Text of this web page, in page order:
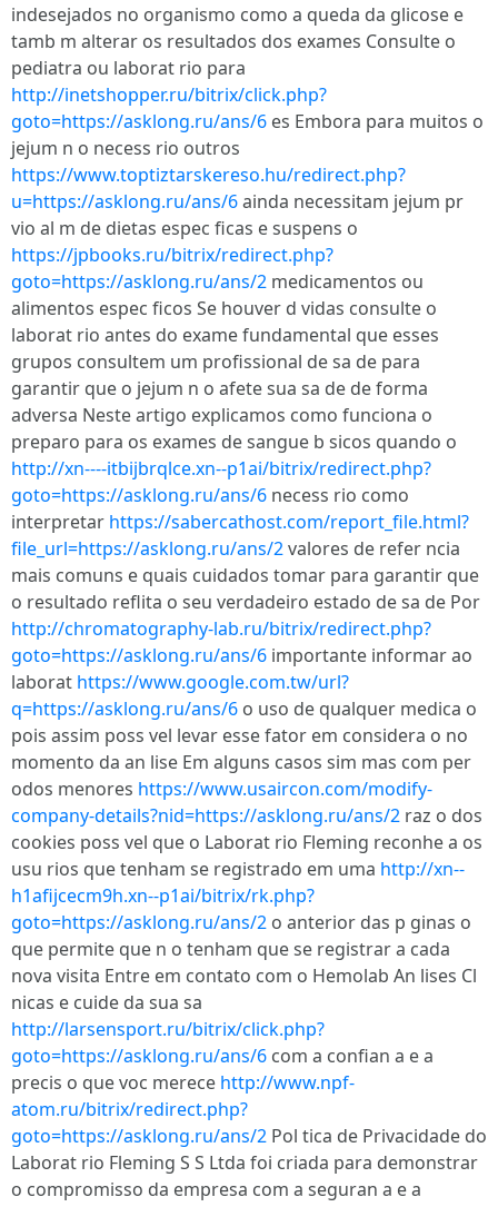
indesejados no organismo como a queda da glicose e
tamb m alterar os resultados dos exames Consulte o
pediatra ou laborat rio para
http://inetshopper.ru/bitrix/click.php?
goto=https://asklong.ru/ans/6 es Embora para muitos o
jejum n o necess rio outros
https://www.toptiztarskereso.hu/redirect.php?
u=https://asklong.ru/ans/6ainda necessitam jejum pr
vio al m de dietas espec ficas e suspens o
https://jpbooks.ru/bitrix/redirect.php?
goto=https://asklong.ru/ans/2 medicamentos ou
alimentos espec ficos Se houver d vidas consulte o
laborat rio antes do exame fundamental que esses
grupos consultem um profissional de sa de para
garantir que o jejum n o afete sua sa de de forma
adversa Neste artigo explicamos como funciona o
preparo para os exames de sangue b sicos quando o
http://xn----itbijbrqlce.xn--p1ai/bitrix/redirect.php?
goto=https://asklong.ru/ans/6 necess rio como
interpretar https://sabercathost.com/report_file.html?
file_url=https://asklong.ru/ans/2valores de refer ncia
mais comuns e quais cuidados tomar para garantir que
o resultado reflita o seu verdadeiro estado de sa de Por
http://chromatography-lab.ru/bitrix/redirect.php?
goto=https://asklong.ru/ans/6 importante informar ao
laborat https://www.google.com.tw/url?
q=https://asklong.ru/ans/6 o uso de qualquer medica o
pois assim poss vel levar esse fator em considera o no
momento da an lise Em alguns casos sim mas com per
odos menores https://www.usaircon.com/modify-
company-details?nid=https://asklong.ru/ans/2 raz o dos
cookies poss vel que o Laborat rio Fleming reconhe a os
usu rios que tenham se registrado em uma http://xn--
h1afijcecm9h.xn--p1ai/bitrix/rk.php?
goto=https://asklong.ru/ans/2 o anterior das p ginas o
que permite que n o tenham que se registrar a cada
nova visita Entre em contato com o Hemolab An lises Cl
nicas e cuide da sua sa
http://larsensport.ru/bitrix/click.php?
goto=https://asklong.ru/ans/6 com a confian a e a
precis o que voc merece http://www.npf-
atom.ru/bitrix/redirect.php?
goto=https://asklong.ru/ans/2 Pol tica de Privacidade do
Laborat rio Fleming S S Ltda foi criada para demonstrar
o compromisso da empresa com a seguran a e a